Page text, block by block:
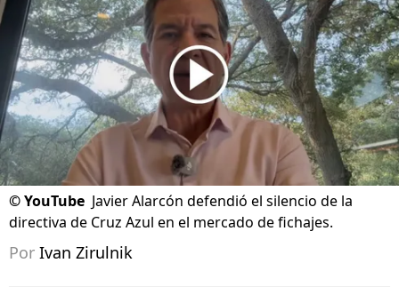
©YouTube Javier Alarcón defendió el silencio de la
directiva de Cruz Azul en el mercado de fichajes.
Por Ivan Zirulnik